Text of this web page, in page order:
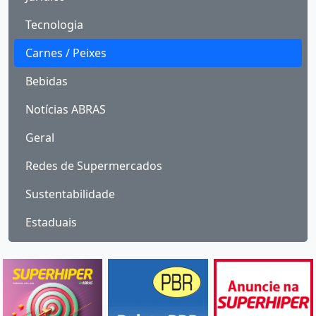
Tecnologia
Carnes / Peixes
Bebidas
Notícias ABRAS
Geral
Redes de Supermercados
Sustentabilidade
Estaduais